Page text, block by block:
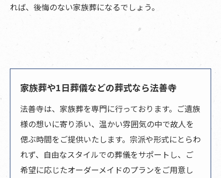
れば、後悔のない家族葬になるでしょう。
家族葬や1日葬儀などの葬式なら法善寺
法善寺は、家族葬を専門に行っております。ご遺族
様の想いに寄り添い、温かい雰囲気の中で故人を
偲ぶ時間をご提供いたします。宗派や形式にとらわ
れず、自由なスタイルでの葬儀をサポートし、ご
希望に応じたオーダーメイドのプランをご用意し